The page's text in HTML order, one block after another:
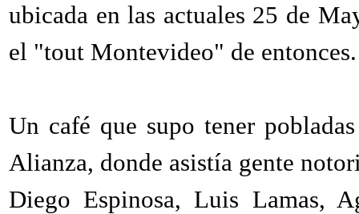
ubicada en las actuales 25 de
el "tout Montevideo" de entonces.
Un café que supo tener
Alianza, donde asistía gente
Diego Espinosa, Luis Lamas,